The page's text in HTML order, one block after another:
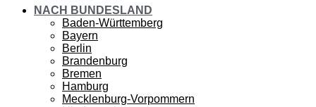
NACH BUNDESLAND
Baden-Württemberg
Bayern
Berlin
Brandenburg
Bremen
Hamburg
Mecklenburg-Vorpommern